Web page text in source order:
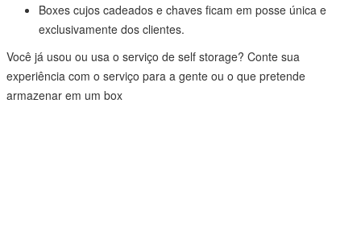
Boxes cujos cadeados e chaves ficam em posse única e
exclusivamente dos clientes.
Você já usou ou usa o serviço de self storage? Conte sua
experiência com o serviço para a gente ou o que pretende
armazenar em um box